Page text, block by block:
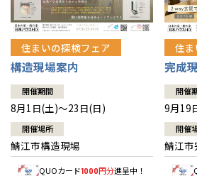
住まいの探検フェア
構造現場案内
開催期間
8月1日(土)～23日(日)
開催場所
鯖江市構造現場
QUOカード1000円分進呈中！
住
完成
開催
9月19
開催
鯖江市